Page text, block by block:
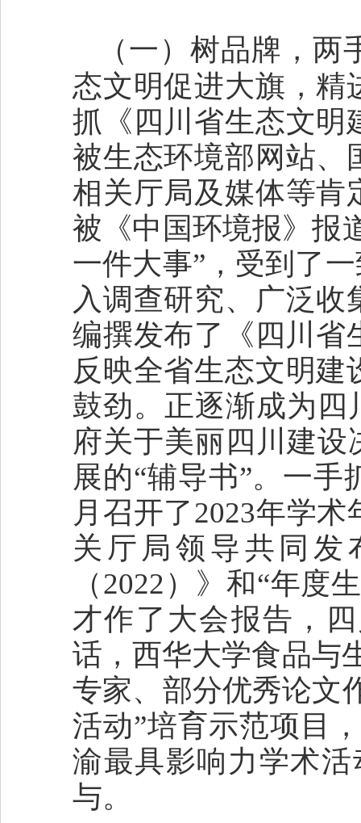
（一）树品牌，两
态文明促进大旗，精
抓《四川省生态文明
被生态环境部网站、
相关厅局及媒体等肯
被《中国环境报》报
一件大事”，受到了
入调查研究、广泛
编撰发布了《四川省
反映全省生态文明
鼓劲。正逐渐成为四
府关于美丽四川建设
展的“辅导书”。一
月召开了2023年学
关厅局领导共同发
（2022）》和“年度
才作了大会报告，
话，西华大学食品与
专家、部分优秀论文
活动”培育示范项目
渝最具影响力学术
与。